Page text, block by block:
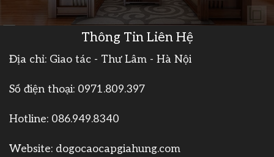
Thông Tin Liên Hệ
Địa chỉ: Giao tác - Thư Lâm - Hà Nội
Số điện thoại: 0971.809.397
Hotline: 086.949.8340
Website: dogocaocapgiahung.com